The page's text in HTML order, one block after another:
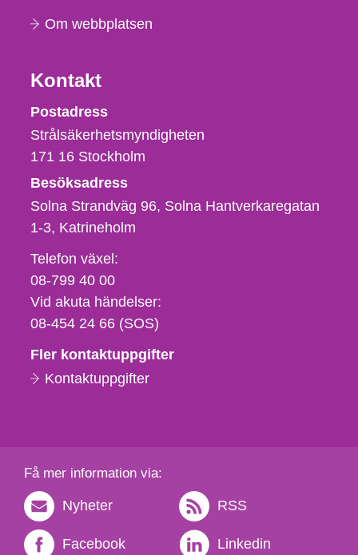
Om webbplatsen
Kontakt
Strålsäkerhetsmyndigheten
Postadress
Strålsäkerhetsmyndigheten
171 16 Stockholm
Besöksadress
Solna Strandväg 96, Solna Hantverkaregatan
1-3 Katrineholm
Telefon,
fax
och
e-
Telefon växel:
08-799 40 00
Vid akuta händelser:
08-454 24 66 (SOS)
Fler kontaktuppgifter
Kontaktuppgifter
Få mer information via:
Nyheter RSS
Facebook Linkedin